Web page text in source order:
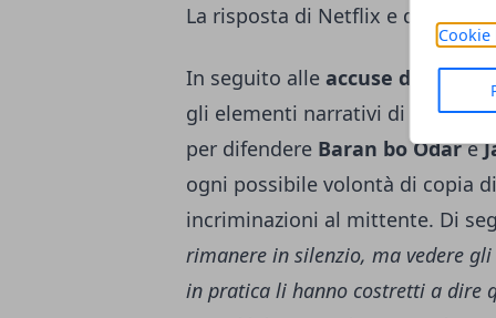
Cookie
La risposta di Netflix e dei
In seguito alle accuse di plagio
gli elementi narrativi di
1899,
per difendere Baran bo Odare
ogni possibile volontà di copia di
incriminazioni al mittente. Di
rimanere in silenzio, ma vedere
in pratica li hanno costretti a dire